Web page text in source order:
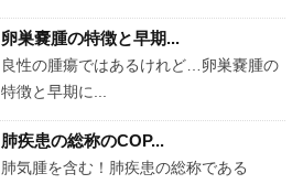
卵巣嚢腫の特徴と早期...
良性の腫瘍ではあるけれど…卵巣嚢腫の
特徴と早期に...
肺疾患の総称のCOP...
肺気腫を含む！肺疾患の総称である